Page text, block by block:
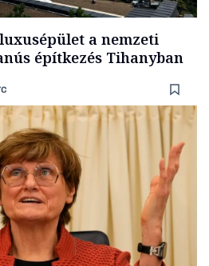
a nemzeti
építkezés Tihanyban